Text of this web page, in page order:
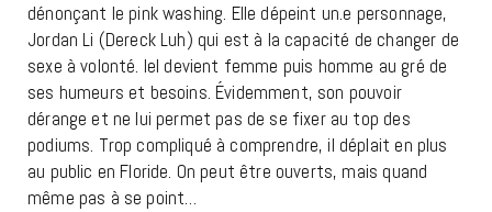
dénonçant le pink washing. Elle dépeint un.e personnage,
Jordan Li (Dereck Luh) qui est à la capacité de changer de
sexe à volonté. Iel devient femme puis homme au gré de
ses humeurs et besoins. Évidemment, son pouvoir
dérange et ne lui permet pas de se fixer au top des
podiums. Trop compliqué à comprendre, il déplait en plus
au public en Floride. On peut être ouverts, mais quand
même pas à se point…